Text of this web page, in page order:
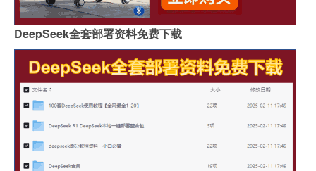
DeepSeek全套部署资料免费下载